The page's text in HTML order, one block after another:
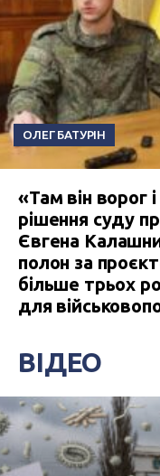
ОЛЕГ БАТУРІН
«Там він ворог
рішення суду
Євгена
полон за
більше трьох
для
ВІДЕО